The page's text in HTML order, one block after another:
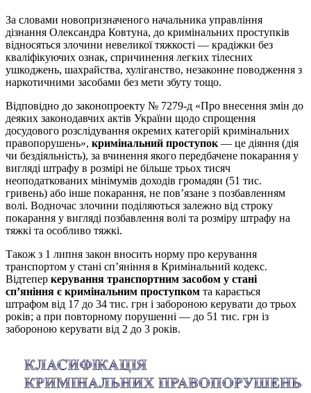
За словами новопризначеного начальника управління
дізнання Олександра Ковтуна, до кримінальних проступків
відносяться злочини невеликої тяжкості — крадіжки без
кваліфікуючих ознак, спричинення легких тілесних
ушкоджень, шахрайства, хуліганство, незаконне поводження з
наркотичними засобами без мети збуту тощо.
Відповідно до законопроекту № 7279-д «Про внесення змін до
деяких законодавчих актів України щодо спрощення
досудового розслідування окремих категорій кримінальних
правопорушень», кримінальний проступок — це діяння (дія
чи бездіяльність), за вчинення якого передбачене покарання у
вигляді штрафу в розмірі не більше трьох тисяч
неоподаткованих мінімумів доходів громадян (51 тис.
гривень) або інше покарання, не пов’язане з позбавленням
волі. Водночас злочини поділяються залежно від строку
покарання у вигляді позбавлення волі та розміру штрафу на
тяжкі та особливо тяжкі.
Також з 1 липня закон вносить норму про керування
транспортом у стані сп’яніння в Кримінальний кодекс.
Відтепер керування транспортним засобом у стані
сп’яніння є кримінальним проступком та карається
штрафом від 17 до 34 тис. грн і забороною керувати до трьох
років; а при повторному порушенні — до 51 тис. грн із
забороною керувати від 2 до 3 років.